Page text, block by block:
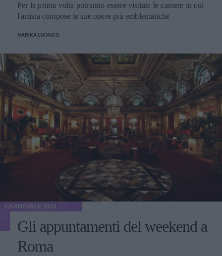
Per la prima volta potranno essere visitate le camere in cui
l'artista compose le sue opere più emblematiche
MARIKA LUONGO
CARNEVALE 2020
Gli appuntamenti del weekend a
Roma